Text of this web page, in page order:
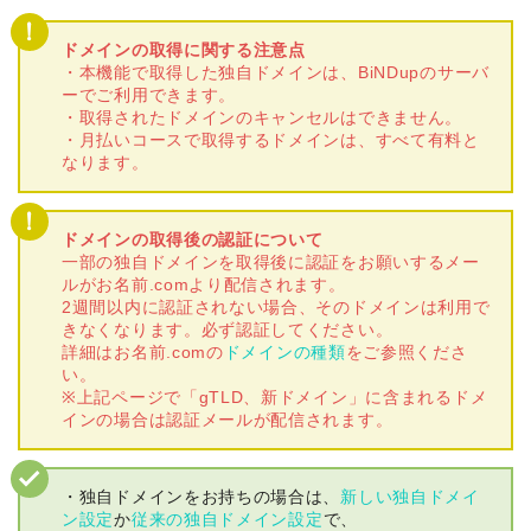
ドメインの取得に関する注意点
・本機能で取得した独自ドメインは、BiNDupのサーバ
ーでご利用できます。
・取得されたドメインのキャンセルはできません。
・月払いコースで取得するドメインは、すべて有料と
なります。
ドメインの取得後の認証について
一部の独自ドメインを取得後に認証をお願いするメー
ルがお名前.comより配信されます。
2週間以内に認証されない場合、そのドメインは利用で
きなくなります。必ず認証してください。
詳細はお名前.comの ドメインの種類をご参照くださ
い。
※上記ページで「gTLD、新ドメイン」に含まれるドメ
インの場合は認証メールが配信されます。
・独自ドメインをお持ちの場合は、 新しい独自ドメイ
ン設定か従来の独自ドメイン設定で、